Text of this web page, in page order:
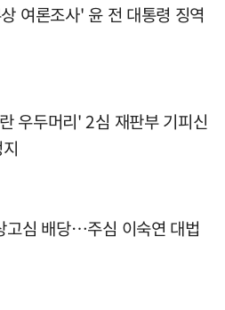
여론조사' 윤 전 대통령 징역
우두머리' 2심 재판부 기피신
심 배당…주심 이숙연 대법